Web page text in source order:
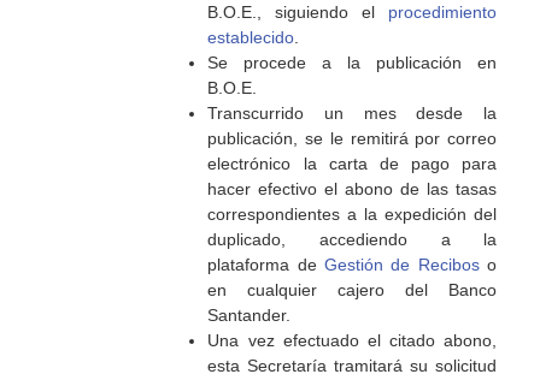
B.O.E., siguiendo el procedimiento
establecido
Se procede a la publicación en
B.O.E.
Transcurrido un mes desde la
publicación, se le remitirá por correo
electrónico la carta de pago para
hacer efectivo el abono de las tasas
correspondientes a la expedición del
duplicado, accediendo a la
plataforma deGestión de Reciboso
en cualquier cajero del Banco
Santander.
Una vez efectuado el citado abono,
esta Secretaría tramitará su solicitud